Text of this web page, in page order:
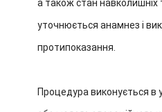
а також стан навколишніх
уточнюється анамнез і
протипоказання.
Процедура виконується в